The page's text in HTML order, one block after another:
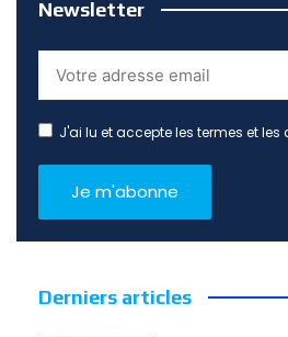
Newsletter
J'ai lu et accepte les termes et les
Derniers articles